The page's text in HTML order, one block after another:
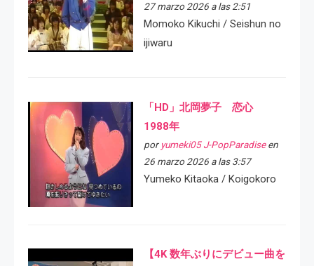
27 marzo 2026 a las 2:51
Momoko Kikuchi / Seishun no
ijiwaru
「HD」北岡夢子 恋心
1988年
por yumeki05 J-PopParadiseen
26 marzo 2026 a las 3:57
Yumeko Kitaoka / Koigokoro
【4K 数年ぶりにデビュー曲を